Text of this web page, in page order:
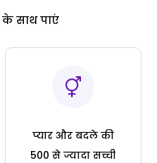
के साथ पाएं
प्यार और बदले की
500 से ज्यादा सच्ची